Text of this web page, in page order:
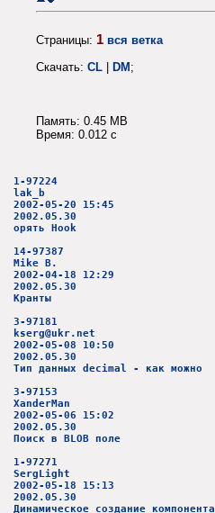
Страницы: 1 вся ветка
Скачать: CL | DM;
Память: 0.45 MB
Время: 0.012 c
1-97224
lak_b
2002-05-20 15:45
2002.05.30
орять Hook
14-97387
Mike B.
2002-04-18 12:29
2002.05.30
Кранты
3-97181
kserg@ukr.net
2002-05-08 10:50
2002.05.30
Тип данных decimal - как можно
3-97153
XanderMan
2002-05-06 15:02
2002.05.30
Поиск в BLOB поле
1-97271
SergLight
2002-05-18 15:13
2002.05.30
Динамическое создание компонента